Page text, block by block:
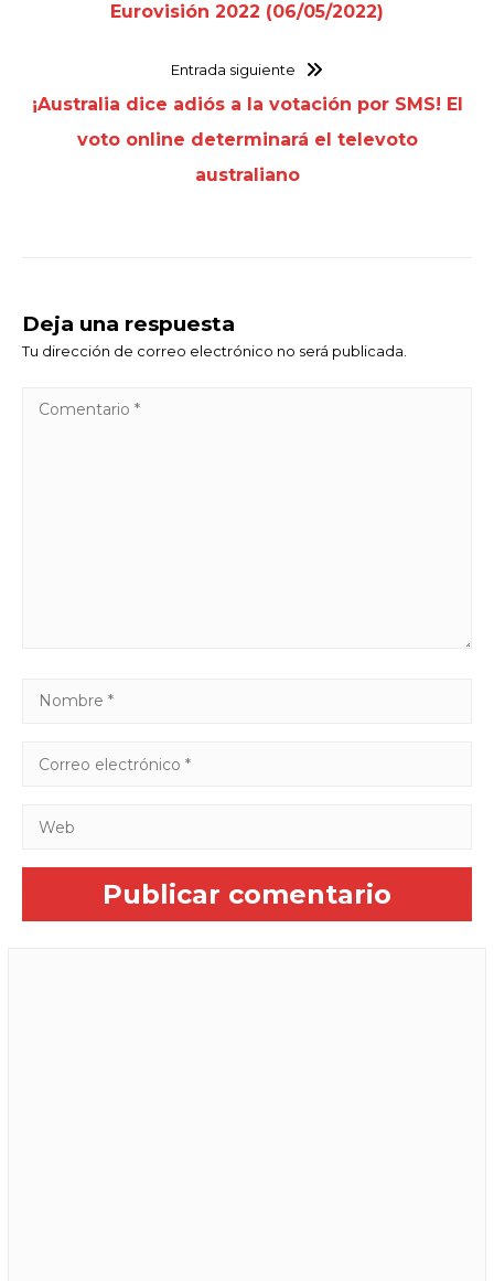
Eurovisión 2022 (06/05/2022)
Entrada siguiente
¡Australia dice adiós a la votación por SMS! El
voto online determinará el televoto
australiano
Deja una respuesta
Tu dirección de correo electrónico no será publicada.